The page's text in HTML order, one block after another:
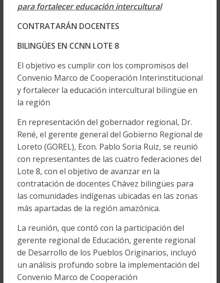
para fortalecer educación intercultural
CONTRATARÁN DOCENTES
BILINGÜES EN CCNN LOTE 8
El objetivo es cumplir con los compromisos del
Convenio Marco de Cooperación Interinstitucional
y fortalecer la educación intercultural bilingüe en
la región
En representación del gobernador regional, Dr.
René, el gerente general del Gobierno Regional de
Loreto (GOREL), Econ. Pablo Soria Ruiz, se reunió
con representantes de las cuatro federaciones del
Lote 8, con el objetivo de avanzar en la
contratación de docentes Chávez bilingües para
las comunidades indígenas ubicadas en las zonas
más apartadas de la región amazónica.
La reunión, que contó con la participación del
gerente regional de Educación, gerente regional
de Desarrollo de los Pueblos Originarios, incluyó
un análisis profundo sobre la implementación del
Convenio Marco de Cooperación